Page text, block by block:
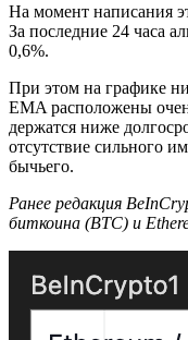
На момент написания
За последние 24 часа
0,6%.
При этом на графике
EMA расположены
держатся ниже
отсутствие сильного
бычьего.
Ранее редакция
биткоина (BTC) и